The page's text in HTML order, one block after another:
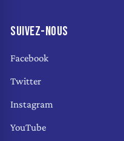
SUIVEZ-NOUS
Facebook
Twitter
Instagram
YouTube